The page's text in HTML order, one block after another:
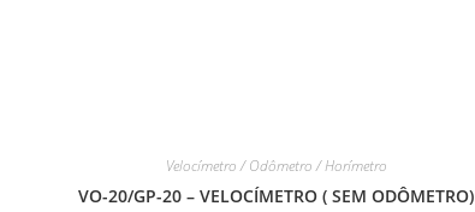
Velocímetro / Odômetro / Horímetro
VO-20/GP-20 – VELOCÍMETRO ( SEM ODÔMETRO)